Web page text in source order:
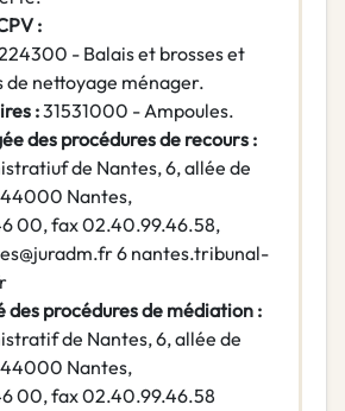
:
- Balais et brosses et
de nettoyage ménager.
:31531000 - Ampoules.
des procédures de recours :
de Nantes, 6, allée de
Nantes,
00, fax 02.40.99.46.58,
6 nantes.tribunal-
des procédures de médiation :
de Nantes, 6, allée de
Nantes,
00, fax 02.40.99.46.58